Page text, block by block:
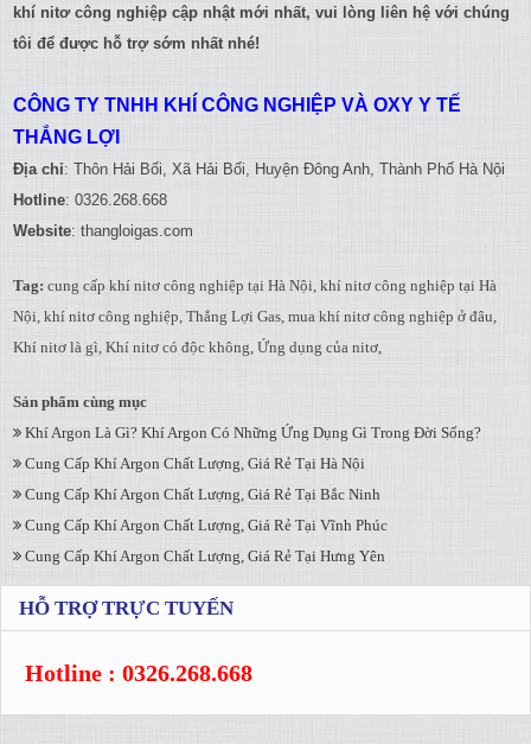
khí nitơ công nghiệp cập nhật mới nhất, vui lòng liên hệ với chúng
tôi để được hỗ trợ sớm nhất nhé!
CÔNG TY TNHH KHÍ CÔNG NGHIỆP VÀ OXY Y TẾ
THẮNG LỢI
Địa chỉ: Thôn Hải Bối, Xã Hải Bối, Huyện Đông Anh, Thành Phố Hà Nội
Hotline: 0326.268.668
Website: thangloigas.com
Tag: cung cấp khí nitơ công nghiệp tại Hà Nội khí nitơ công nghiệp tại Hà
Nội khí nitơ công nghiệp Thắng Lợi Gas mua khí nitơ công nghiệp ở đâu
Khí nitơ là gì Khí nitơ có độc không Ứng dụng của nitơ
Sản phẩm cùng mục
Khí Argon Là Gì? Khí Argon Có Những Ứng Dụng Gì Trong Đời Sống?
Cung Cấp Khí Argon Chất Lượng, Giá Rẻ Tại Hà Nội
Cung Cấp Khí Argon Chất Lượng, Giá Rẻ Tại Bắc Ninh
Cung Cấp Khí Argon Chất Lượng, Giá Rẻ Tại Vĩnh Phúc
Cung Cấp Khí Argon Chất Lượng, Giá Rẻ Tại Hưng Yên
HỖ TRỢ TRỰC TUYẾN
Hotline : 0326.268.668